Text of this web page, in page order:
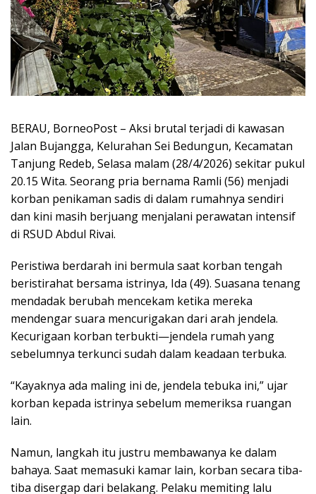
BERAU, BorneoPost – Aksi brutal terjadi di kawasan
Jalan Bujangga, Kelurahan Sei Bedungun, Kecamatan
Tanjung Redeb, Selasa malam (28/4/2026) sekitar pukul
20.15 Wita. Seorang pria bernama Ramli (56) menjadi
korban penikaman sadis di dalam rumahnya sendiri
dan kini masih berjuang menjalani perawatan intensif
di RSUD Abdul Rivai.
Peristiwa berdarah ini bermula saat korban tengah
beristirahat bersama istrinya, Ida (49). Suasana tenang
mendadak berubah mencekam ketika mereka
mendengar suara mencurigakan dari arah jendela.
Kecurigaan korban terbukti—jendela rumah yang
sebelumnya terkunci sudah dalam keadaan terbuka.
“Kayaknya ada maling ini de, jendela tebuka ini,” ujar
korban kepada istrinya sebelum memeriksa ruangan
lain.
Namun, langkah itu justru membawanya ke dalam
bahaya. Saat memasuki kamar lain, korban secara tiba-
tiba disergap dari belakang. Pelaku memiting lalu